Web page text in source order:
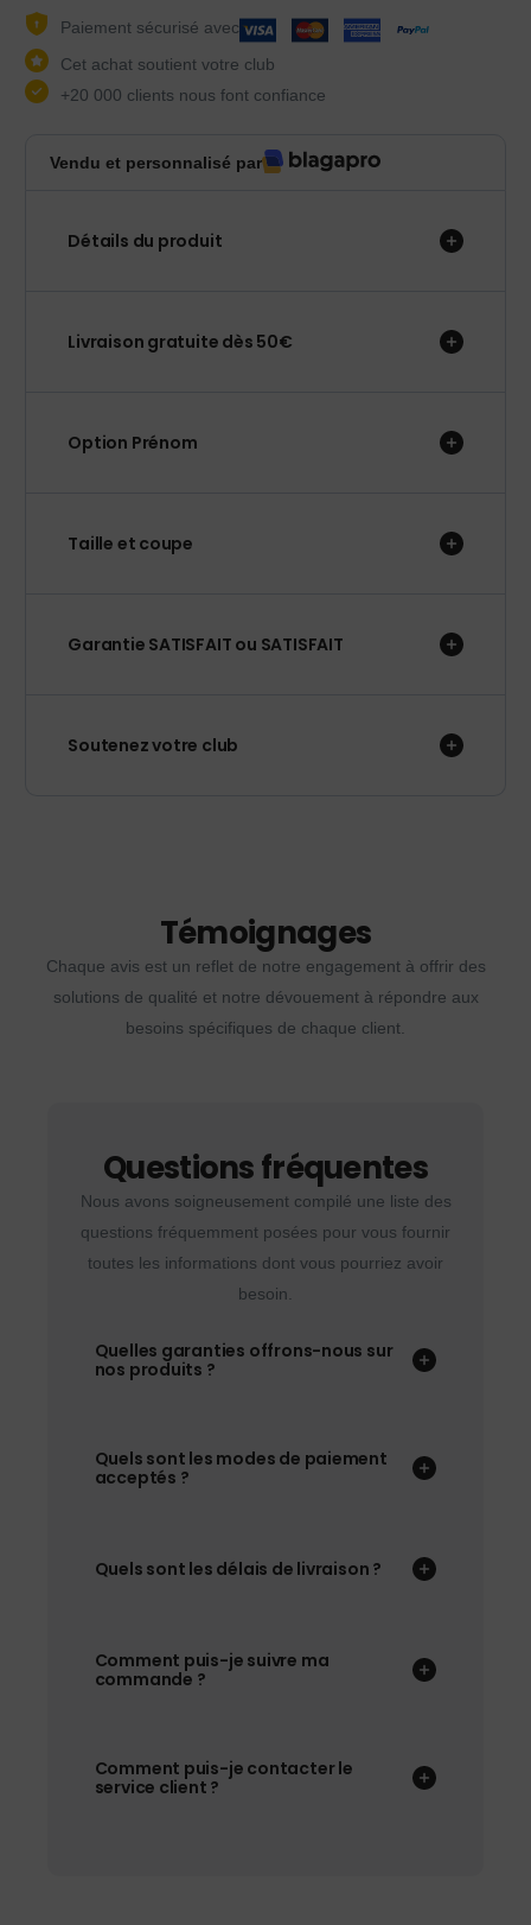
Paiement sécurisé avec
Cet achat soutient votre club
+20 000 clients nous font confiance
Vendu et personnalisé par
Détails du produit
Livraison gratuite dès 50€
Option Prénom
Taille et coupe
Garantie SATISFAIT ou SATISFAIT
Soutenez votre club
Témoignages
Chaque avis est un reflet de notre engagement à offrir des
solutions de qualité et notre dévouement à répondre aux
besoins spécifiques de chaque client.
Questions fréquentes
Nous avons soigneusement compilé une liste des
questions fréquemment posées pour vous fournir
toutes les informations dont vous pourriez avoir
besoin.
Quelles garanties offrons-nous sur
nos produits ?
Quels sont les modes de paiement
acceptés ?
Quels sont les délais de livraison ?
Comment puis-je suivre ma
commande ?
Comment puis-je contacter le
service client ?